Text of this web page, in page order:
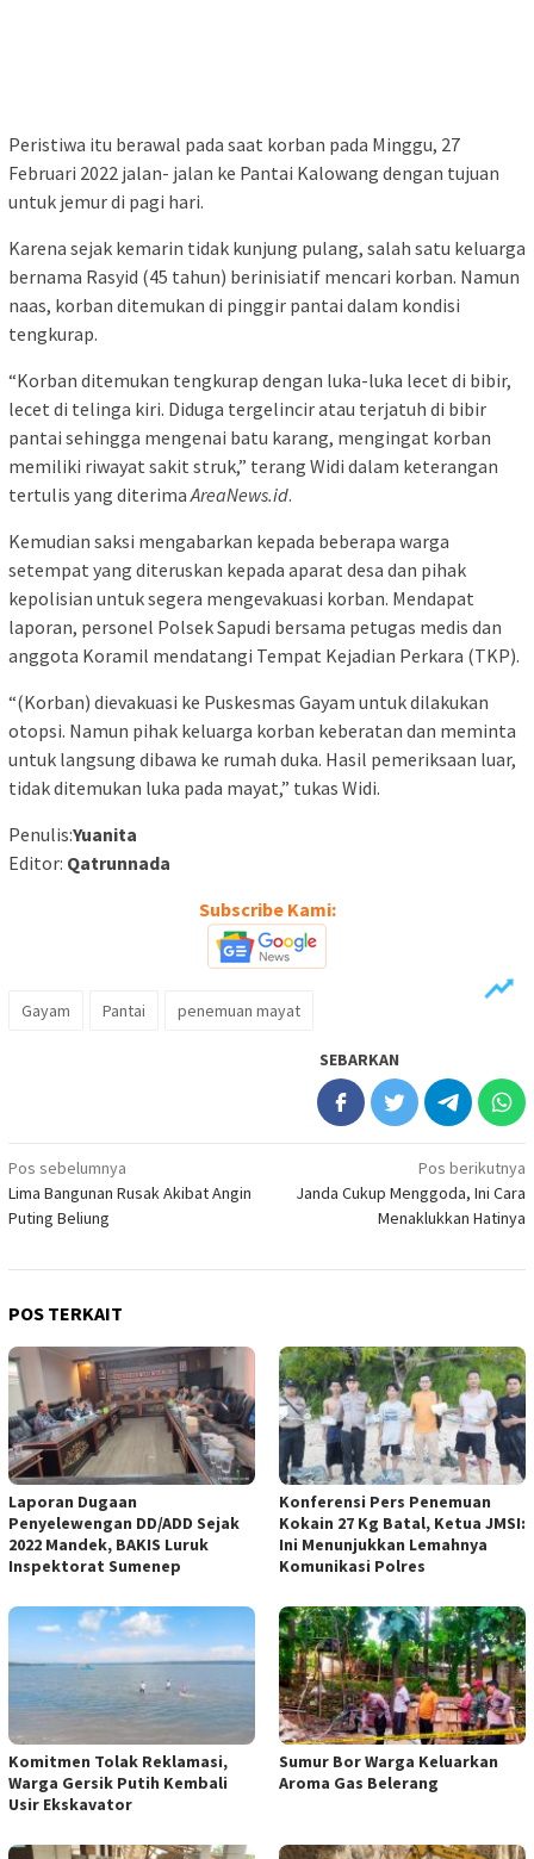
Peristiwa itu berawal pada saat korban pada Minggu, 27
Februari 2022 jalan- jalan ke Pantai Kalowang dengan tujuan
untuk jemur di pagi hari.
Karena sejak kemarin tidak kunjung pulang, salah satu keluarga
bernama Rasyid (45 tahun) berinisiatif mencari korban. Namun
naas, korban ditemukan di pinggir pantai dalam kondisi
tengkurap.
“Korban ditemukan tengkurap dengan luka-luka lecet di bibir,
lecet di telinga kiri. Diduga tergelincir atau terjatuh di bibir
pantai sehingga mengenai batu karang, mengingat korban
memiliki riwayat sakit struk,” terang Widi dalam keterangan
tertulis yang diterimaAreaNews.id.
Kemudian saksi mengabarkan kepada beberapa warga
setempat yang diteruskan kepada aparat desa dan pihak
kepolisian untuk segera mengevakuasi korban. Mendapat
laporan, personel Polsek Sapudi bersama petugas medis dan
anggota Koramil mendatangi Tempat Kejadian Perkara (TKP).
“(Korban) dievakuasi ke Puskesmas Gayam untuk dilakukan
otopsi. Namun pihak keluarga korban keberatan dan meminta
untuk langsung dibawa ke rumah duka. Hasil pemeriksaan luar,
tidak ditemukan luka pada mayat,” tukas Widi.
Penulis:Yuanita
Editor: Qatrunnada
Subscribe Kami:
Gayam Pantai penemuan mayat
SEBARKAN
Navigasi
pos
Pos sebelumnya
Lima Bangunan Rusak Akibat Angin
Puting Beliung
Pos berikutnya
Janda Cukup Menggoda, Ini Cara
Menaklukkan Hatinya
POS TERKAIT
Laporan Dugaan
Penyelewengan DD/ADD Sejak
2022 Mandek, BAKIS Luruk
Inspektorat Sumenep
Konferensi Pers Penemuan
Kokain 27 Kg Batal, Ketua JMSI:
Ini Menunjukkan Lemahnya
Komunikasi Polres
Komitmen Tolak Reklamasi,
Warga Gersik Putih Kembali
Usir Ekskavator
Sumur Bor Warga Keluarkan
Aroma Gas Belerang